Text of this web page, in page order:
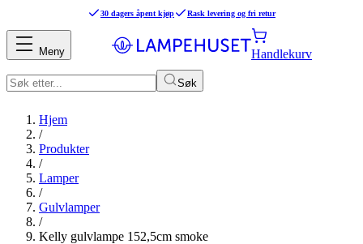
30 dagers åpent kjøp Rask levering og fri retur
Søk
Handlekurv
Meny
Hjem
/
Produkter
/
Lamper
/
Gulvlamper
/
Kelly gulvlampe 152,5cm smoke